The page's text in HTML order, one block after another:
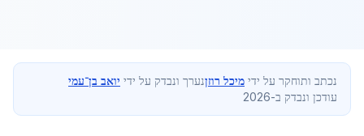
נכתב ותוחקר על ידי מיכל רוזןנערך ונבדק על ידי יואב בן־עמי
עודכן ונבדק ב-2026